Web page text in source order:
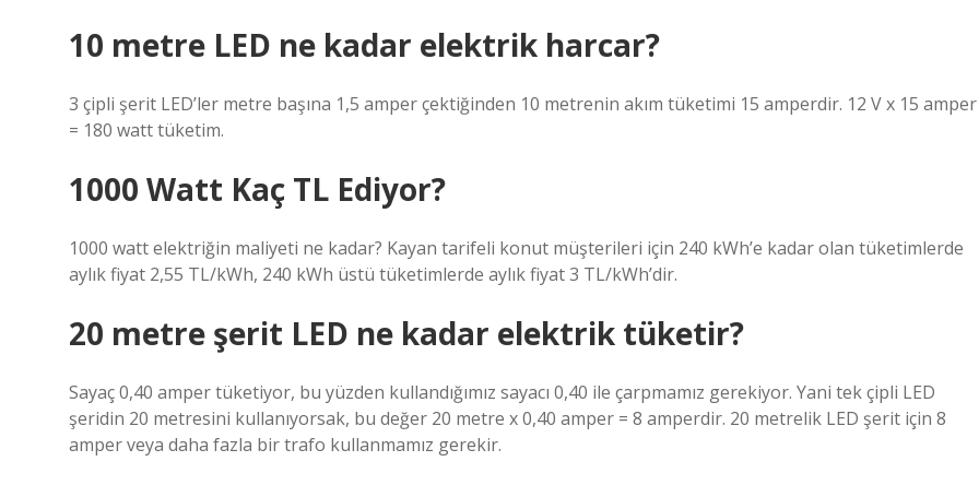
10 metre LED ne kadar elektrik harcar?
3 çipli şerit LED’ler metre başına 1,5 amper çektiğinden 10 metrenin akım tüketimi 15 amperdir. 12 V x 15 amper
= 180 watt tüketim.
1000 Watt Kaç TL Ediyor?
1000 watt elektriğin maliyeti ne kadar? Kayan tarifeli konut müşterileri için 240 kWh’e kadar olan tüketimlerde
aylık fiyat 2,55 TL/kWh, 240 kWh üstü tüketimlerde aylık fiyat 3 TL/kWh’dir.
20 metre şerit LED ne kadar elektrik tüketir?
Sayaç 0,40 amper tüketiyor, bu yüzden kullandığımız sayacı 0,40 ile çarpmamız gerekiyor. Yani tek çipli LED
şeridin 20 metresini kullanıyorsak, bu değer 20 metre x 0,40 amper = 8 amperdir. 20 metrelik LED şerit için 8
amper veya daha fazla bir trafo kullanmamız gerekir.